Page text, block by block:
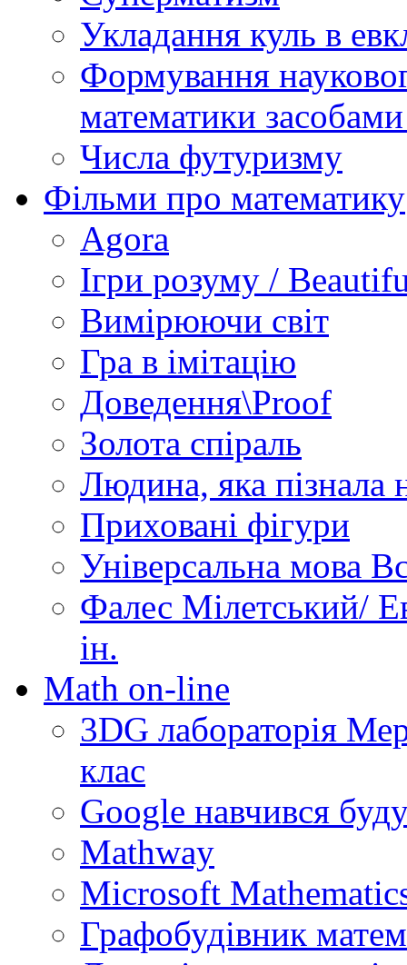
Укладання куль в
Формування
математики
Числа футуризму
Фільми про математику
Agora
Ігри розуму /
Вимірюючи світ
Гра в імітацію
Доведення\Proof
Золота спіраль
Людина, яка пізнала
Приховані фігури
Універсальна мова
Фалес Мілетський/
ін.
Math on-line
3DG лабораторія
клас
Google навчився
Mathway
Microsoft
Графобудівник